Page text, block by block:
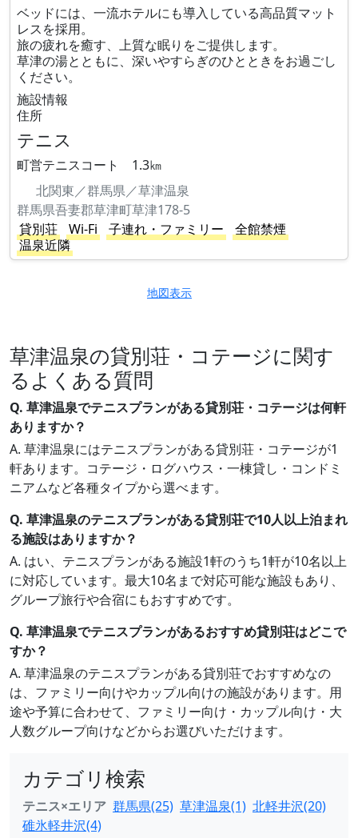
ベッドには、一流ホテルにも導入している高品質マット
レスを採用。
旅の疲れを癒す、上質な眠りをご提供します。
草津の湯とともに、深いやすらぎのひとときをお過ごし
ください。
施設情報
住所
テニス
町営テニスコート 1.3㎞
北関東／群馬県／草津温泉
群馬県吾妻郡草津町草津178-5
貸別荘
Wi-Fi 子連れ・ファミリー
全館禁煙
温泉近隣
地図表示
草津温泉の貸別荘・コテージに関す
るよくある質問
Q. 草津温泉でテニスプランがある貸別荘・コテージは何軒
ありますか？
A. 草津温泉にはテニスプランがある貸別荘・コテージが1
軒あります。コテージ・ログハウス・一棟貸し・コンドミ
ニアムなど各種タイプから選べます。
Q. 草津温泉のテニスプランがある貸別荘で10人以上泊まれ
る施設はありますか？
A. はい、テニスプランがある施設1軒のうち1軒が10名以上
に対応しています。最大10名まで対応可能な施設もあり、
グループ旅行や合宿にもおすすめです。
Q. 草津温泉でテニスプランがあるおすすめ貸別荘はどこで
すか？
A. 草津温泉のテニスプランがある貸別荘でおすすめなの
は、ファミリー向けやカップル向けの施設があります。用
途や予算に合わせて、ファミリー向け・カップル向け・大
人数グループ向けなどからお選びいただけます。
カテゴリ検索
テニス×エリア 群馬県(25) 草津温泉(1) 北軽井沢(20)
碓氷軽井沢(4)